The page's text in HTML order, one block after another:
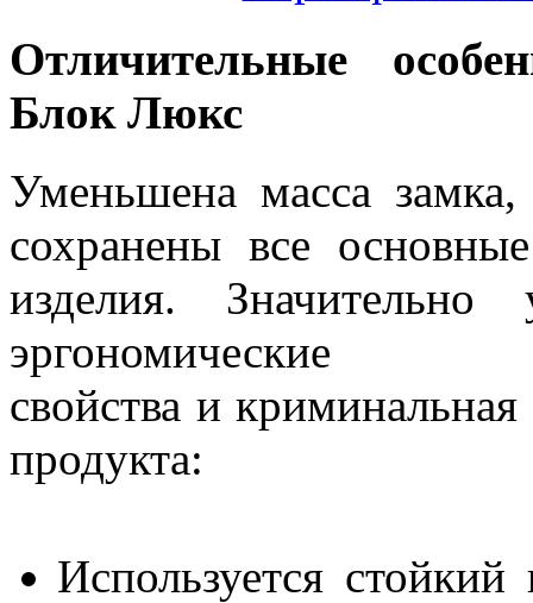
Отличительные
Блок Люкс
Уменьшена масса
сохранены все
изделия. Значительно
эргономические
свойства и криминальная
продукта:
Используется